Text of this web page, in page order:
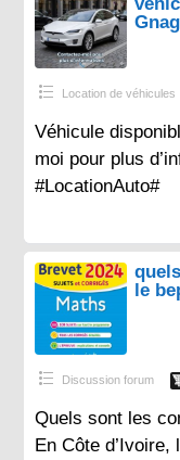
Location de véhicules
Véhicule
moi pour plus
#LocationAuto#
le
Discussion forum
Quels sont les
En Côte d’Ivoire,